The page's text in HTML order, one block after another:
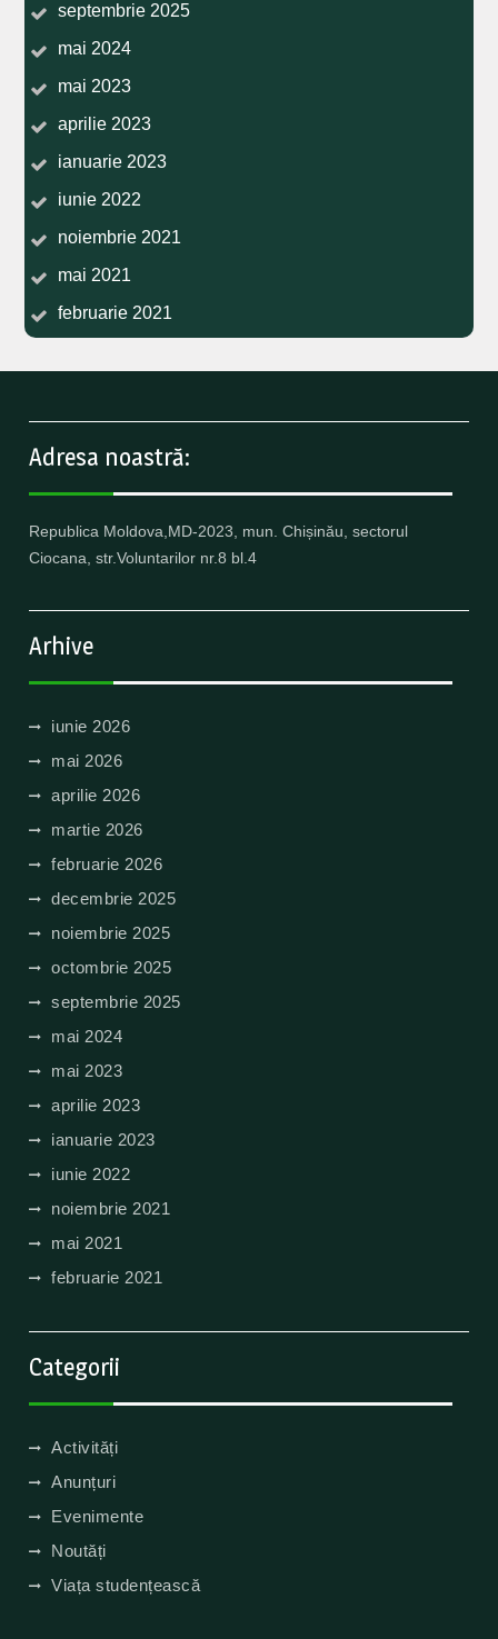
septembrie 2025
mai 2024
mai 2023
aprilie 2023
ianuarie 2023
iunie 2022
noiembrie 2021
mai 2021
februarie 2021
Adresa noastră:
Republica Moldova,MD-2023, mun. Chișinău, sectorul
Ciocana, str.Voluntarilor nr.8 bl.4
Arhive
iunie 2026
mai 2026
aprilie 2026
martie 2026
februarie 2026
decembrie 2025
noiembrie 2025
octombrie 2025
septembrie 2025
mai 2024
mai 2023
aprilie 2023
ianuarie 2023
iunie 2022
noiembrie 2021
mai 2021
februarie 2021
Categorii
Activități
Anunțuri
Evenimente
Noutăți
Viața studențească